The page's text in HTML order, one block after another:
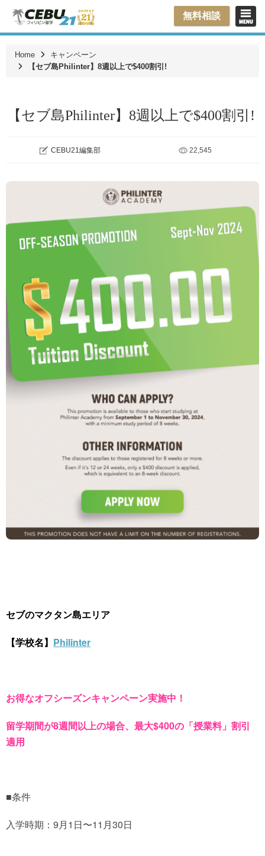
無料相談
Home
キャンペーン
【セブ島Philinter】8週以上で$400割引!
【セブ島Philinter】8週以上で$400割引!
CEBU21編集部 22,545
セブのマクタン島エリア
【学校名】 Philinter
お得なオフシーズンキャンペーン実施中！
留学期間が8週間以上の場合、最大$400の「授業料」割引
適用
■条件
入学時期：9月1日〜11月30日